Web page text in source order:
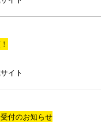
イト
付のお知らせ